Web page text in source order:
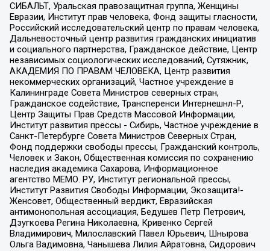
СИБАЛЬТ, Уральская правозащитная группа, Женщины
Евразии, Институт прав человека, Фонд защиты гласности,
Российский исследовательский центр по правам человека,
Дальневосточный центр развития гражданских инициатив
и социального партнерства, Гражданское действие, Центр
независимых социологических исследований, Сутяжник,
АКАДЕМИЯ ПО ПРАВАМ ЧЕЛОВЕКА, Центр развития
некоммерческих организаций, Частное учреждение в
Калининграде Совета Министров северных стран,
Гражданское содействие, Трансперенси Интернешнл-Р,
Центр Защиты Прав Средств Массовой Информации,
Институт развития прессы - Сибирь, Частное учреждение в
Санкт-Петербурге Совета Министров Северных Стран,
Фонд поддержки свободы прессы, Гражданский контроль,
Человек и Закон, Общественная комиссия по сохранению
наследия академика Сахарова, Информационное
агентство МЕМО. РУ, Институт региональной прессы,
Институт Развития Свободы Информации, Экозащита!-
Женсовет, Общественный вердикт, Евразийская
антимонопольная ассоциация, Бедушев Петр Петрович,
Дзугкоева Регина Николаевна, Кривенко Сергей
Владимирович, Милославский Павел Юрьевич, Шнырова
Ольга Вадимовна, Чанышева Лилия Айратовна, Сидорович